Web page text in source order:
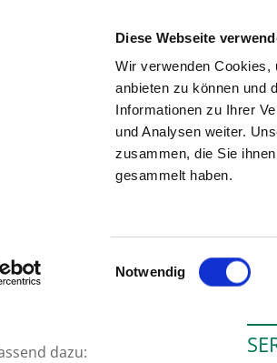
Diese Webseite
Wir verwenden Cookies,
anbieten zu können und
Informationen zu Ihrer
und Analysen weiter.
zusammen, die Sie
gesammelt haben.
Einwilligungsauswahl
Notwendig
Zur Krankenhaus-Startseite
dazu: